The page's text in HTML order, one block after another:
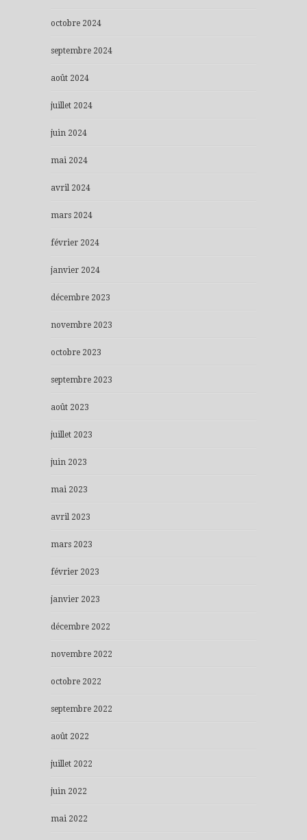
octobre 2024
septembre 2024
août 2024
juillet 2024
juin 2024
mai 2024
avril 2024
mars 2024
février 2024
janvier 2024
décembre 2023
novembre 2023
octobre 2023
septembre 2023
août 2023
juillet 2023
juin 2023
mai 2023
avril 2023
mars 2023
février 2023
janvier 2023
décembre 2022
novembre 2022
octobre 2022
septembre 2022
août 2022
juillet 2022
juin 2022
mai 2022